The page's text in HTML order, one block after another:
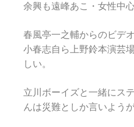
余興も遠峰あこ・女性中
春風亭一之輔からのビデオ
小春志自ら上野鈴本演芸
しい。
立川ボーイズと一緒にス
んは災難としか言いようが